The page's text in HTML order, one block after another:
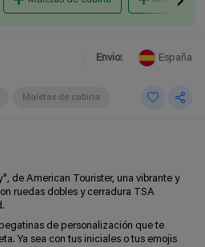
Envio: España
Maletas de cabina
de American Tourister, una vibrante y
ruedas dobles y cerradura TSA
de personalización que te
Ya sea con tus iniciales o tus emojis